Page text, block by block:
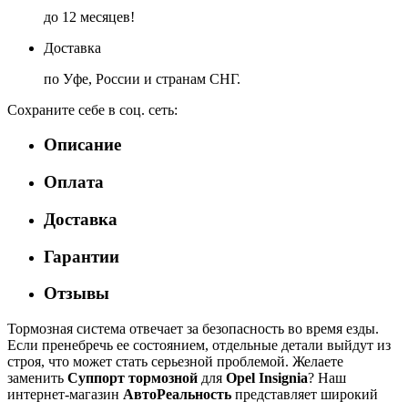
до 12 месяцев!
Доставка
по Уфе, России и странам СНГ.
Сохраните себе в соц. сеть:
Описание
Оплата
Доставка
Гарантии
Отзывы
Тормозная система отвечает за безопасность во время езды.
Если пренебречь ее состоянием, отдельные детали выйдут из
строя, что может стать серьезной проблемой. Желаете
заменить Суппорт тормозной для Opel Insignia? Наш
интернет-магазин АвтоРеальность представляет широкий